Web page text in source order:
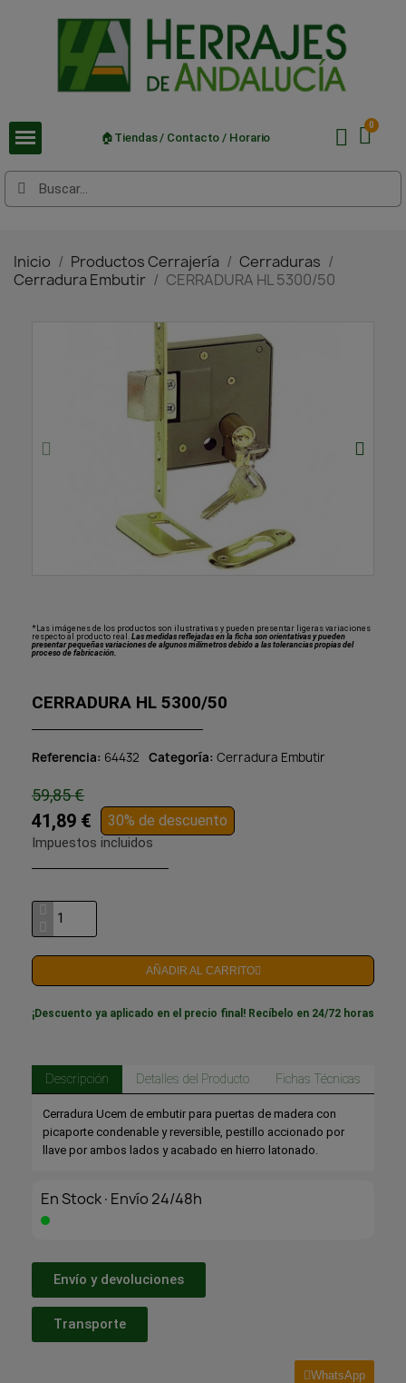
🏠Tiendas / Contacto / Horario
Inicio Productos Cerrajería
Cerraduras
Cerradura Embutir
CERRADURA HL 5300/50
*Las imágenes de los productos son ilustrativas y pueden presentar ligeras variaciones
respecto al producto real. Las medidas reflejadas en la ficha son orientativas y pueden
presentar pequeñas variaciones de algunos milímetros debido a las tolerancias propias del
proceso de fabricación.
CERRADURA HL 5300/50
Referencia 64432 Categoría Cerradura Embutir
59,85 €
41,89 € 30% de descuento
Impuestos incluidos
AÑADIR AL CARRITO
¡Descuento ya aplicado en el precio final! Recíbelo en 24/72 horas
Descripción Detalles del Producto Fichas Técnicas
Cerradura Ucem de embutir para puertas de madera con
picaporte condenable y reversible, pestillo accionado por
llave por ambos lados y acabado en hierro latonado.
En Stock·Envío 24/48h
Envío y devoluciones
Transporte
WhatsApp